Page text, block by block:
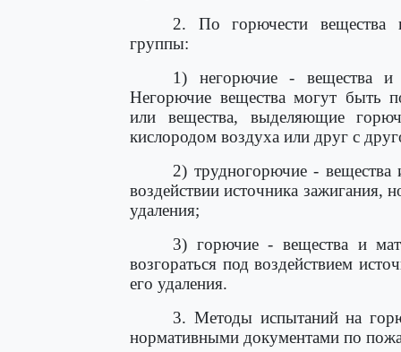
2. По горючести вещества
группы:
1) негорючие - вещества и
Негорючие вещества могут быть
или вещества, выделяющие
кислородом воздуха или друг с
2) трудногорючие -
воздействии источника зажигания,
удаления;
3) горючие - вещества и
возгораться под воздействием
его удаления.
3. Методы испытаний на
нормативными документами по